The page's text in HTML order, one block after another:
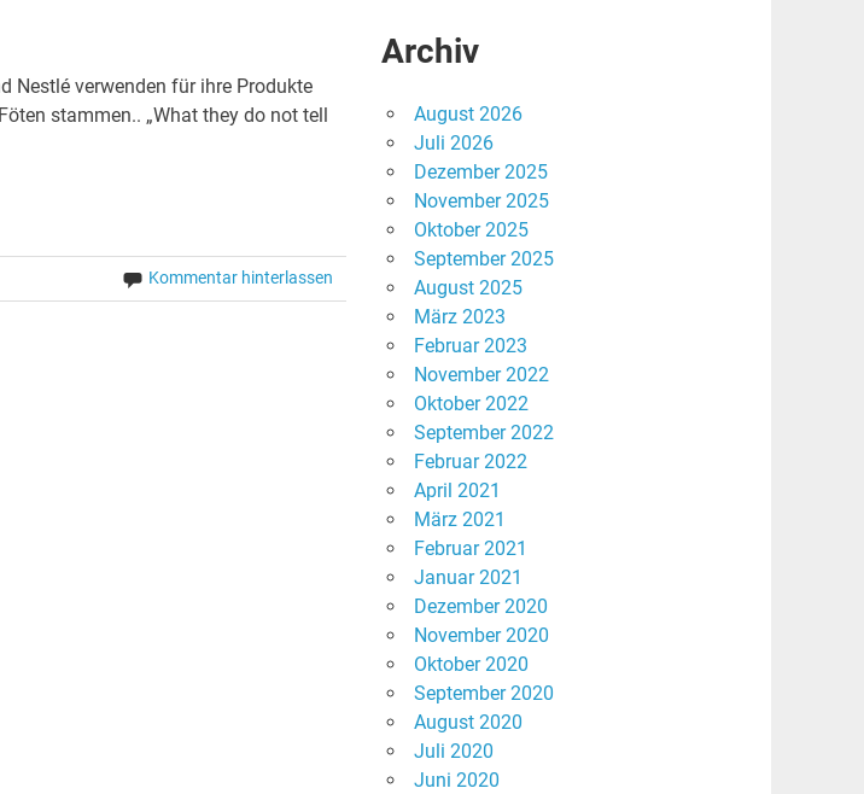
Nestlé verwenden für ihre Produkte
stammen.. „What they do not tell
Kommentar hinterlassen
Archiv
August 2026
Juli 2026
Dezember 2025
November 2025
Oktober 2025
September 2025
August 2025
März 2023
Februar 2023
November 2022
Oktober 2022
September 2022
Februar 2022
April 2021
März 2021
Februar 2021
Januar 2021
Dezember 2020
November 2020
Oktober 2020
September 2020
August 2020
Juli 2020
Juni 2020